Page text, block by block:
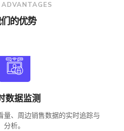
的优势
数据监测
量、周边销售数据的实时追踪与
分析。